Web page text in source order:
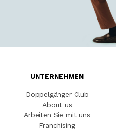
UNTERNEHMEN
Doppelgänger Club
About us
Arbeiten Sie mit uns
Franchising